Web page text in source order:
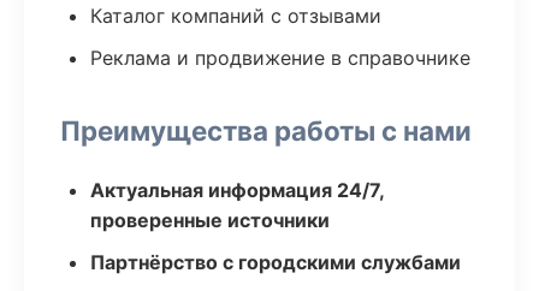
Каталог компаний с отзывами
Реклама и продвижение в справочнике
Преимущества работы с нами
Актуальная информация 24/7,
проверенные источники
Партнёрство с городскими службами